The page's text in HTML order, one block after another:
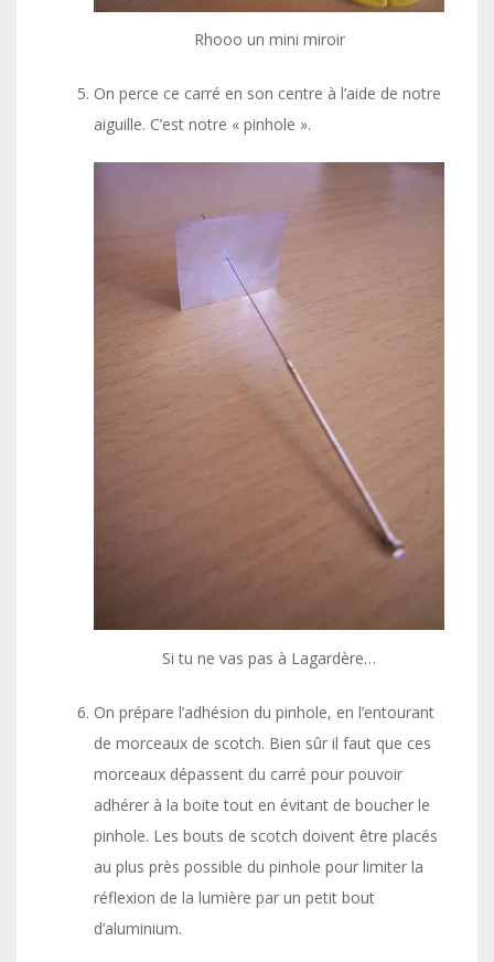
Rhooo un mini miroir
On perce ce carré en son centre à l’aide de notre
aiguille. C’est notre « pinhole ».
Si tu ne vas pas à Lagardère…
On prépare l’adhésion du pinhole, en l’entourant
de morceaux de scotch. Bien sûr il faut que ces
morceaux dépassent du carré pour pouvoir
adhérer à la boite tout en évitant de boucher le
pinhole. Les bouts de scotch doivent être placés
au plus près possible du pinhole pour limiter la
réflexion de la lumière par un petit bout
d’aluminium.